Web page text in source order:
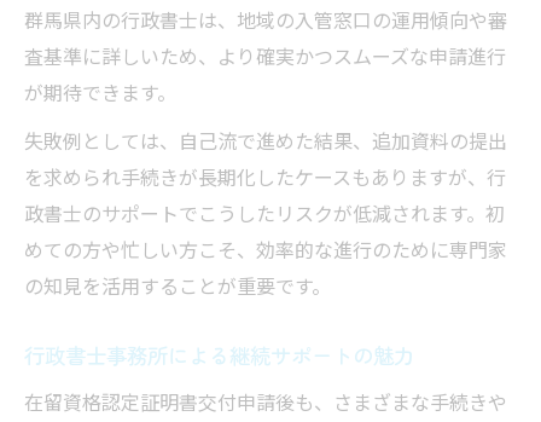
群馬県内の行政書士は、地域の入管窓口の運用傾向や審
査基準に詳しいため、より確実かつスムーズな申請進行
が期待できます。
失敗例としては、自己流で進めた結果、追加資料の提出
を求められ手続きが長期化したケースもありますが、行
政書士のサポートでこうしたリスクが低減されます。初
めての方や忙しい方こそ、効率的な進行のために専門家
の知見を活用することが重要です。
行政書士事務所による継続サポートの魅力
在留資格認定証明書交付申請後も、さまざまな手続きや